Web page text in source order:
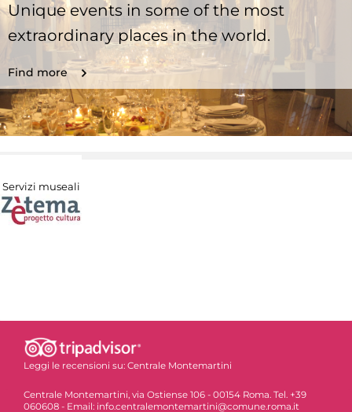
Unique events in some of the most
extraordinary places in the world.
Find more
Servizi museali
Leggi le recensioni su: Centrale Montemartini
Centrale Montemartini, via Ostiense 106 - 00154 Roma. Tel. +39
060608 - Email: info.centralemontemartini@comune.roma.it